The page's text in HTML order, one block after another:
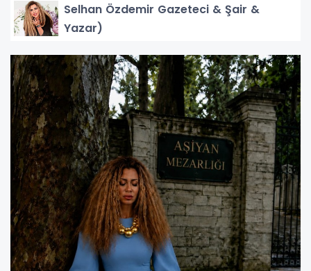
Selhan Özdemir Gazeteci & Şair &
Yazar)